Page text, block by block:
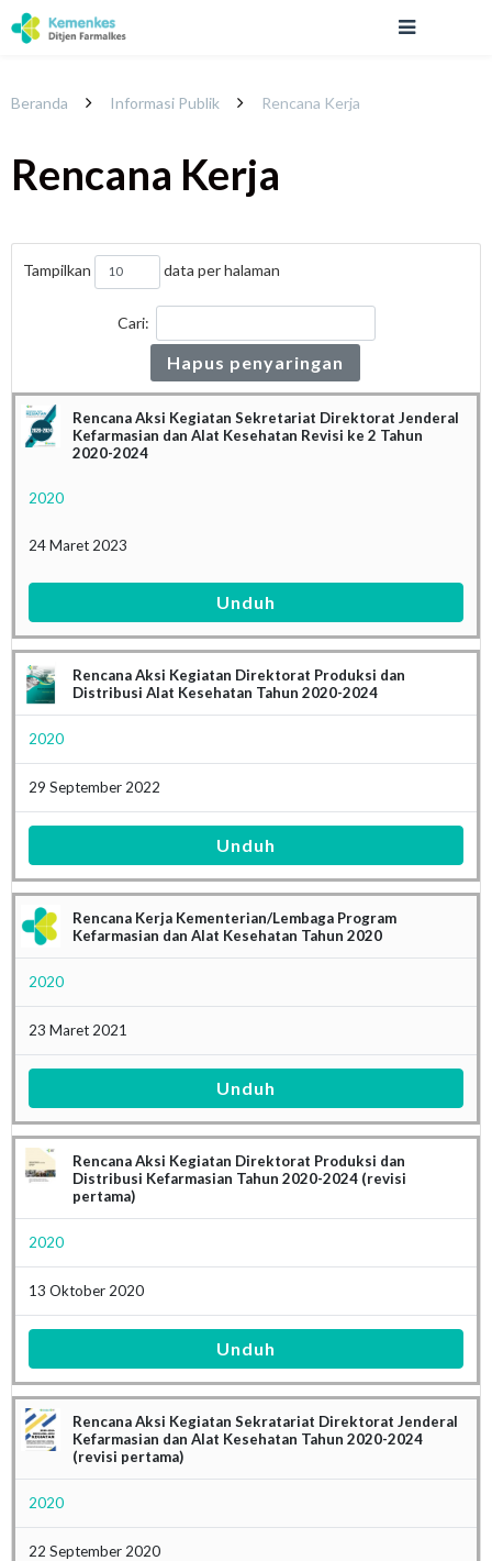
Beranda Informasi Publik Rencana Kerja
Rencana Kerja
Tampilkan data per halaman
Cari:
Hapus penyaringan
Rencana Aksi Kegiatan Sekretariat Direktorat Jenderal
Kefarmasian dan Alat Kesehatan Revisi ke 2 Tahun
2020-2024
2020
24 Maret 2023
Unduh
Rencana Aksi Kegiatan Direktorat Produksi dan
Distribusi Alat Kesehatan Tahun 2020-2024
2020
29 September 2022
Unduh
Rencana Kerja Kementerian/Lembaga Program
Kefarmasian dan Alat Kesehatan Tahun 2020
2020
23 Maret 2021
Unduh
Rencana Aksi Kegiatan Direktorat Produksi dan
Distribusi Kefarmasian Tahun 2020-2024 (revisi
pertama)
2020
13 Oktober 2020
Unduh
Rencana Aksi Kegiatan Sekratariat Direktorat Jenderal
Kefarmasian dan Alat Kesehatan Tahun 2020-2024
(revisi pertama)
2020
22 September 2020